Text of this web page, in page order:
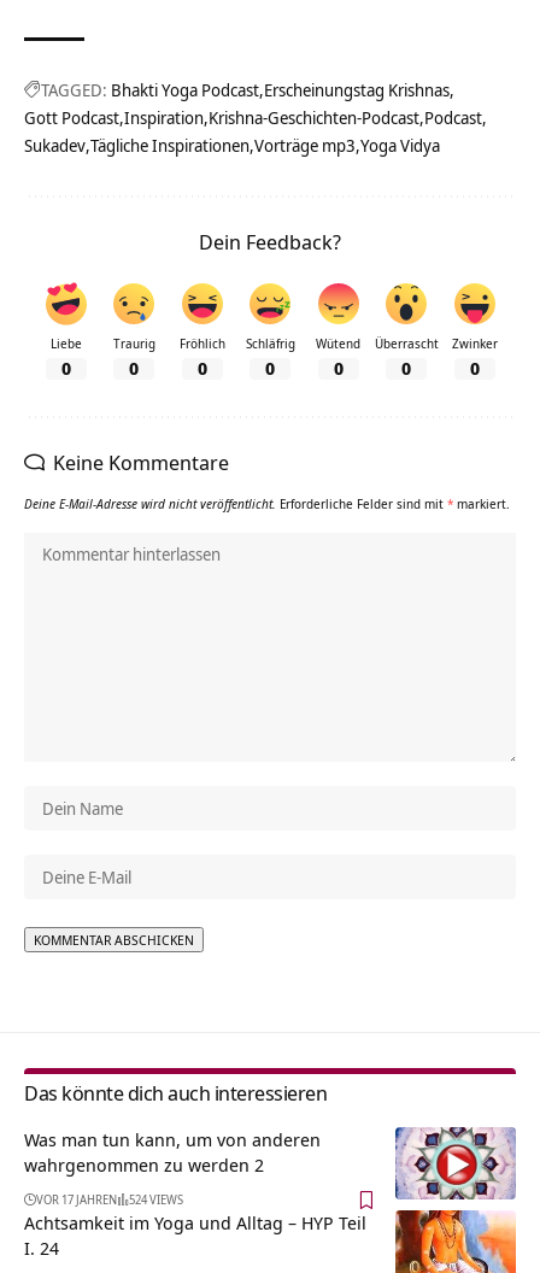
TAGGED: Bhakti Yoga Podcast Erscheinungstag Krishnas
Gott Podcast Inspiration Krishna-Geschichten-Podcast Podcast
Sukadev Tägliche Inspirationen Vorträge mp3 Yoga Vidya
Dein Feedback?
Liebe
0
Traurig
0
Fröhlich
0
Schläfrig
0
Wütend
0
Überrascht
0
Zwinker
0
Keine Kommentare
Deine E-Mail-Adresse wird nicht veröffentlicht. Erforderliche Felder sind mit * markiert.
Das könnte dich auch interessieren
Was man tun kann, um von anderen
wahrgenommen zu werden 2
VOR 17 JAHREN 524 VIEWS
Achtsamkeit im Yoga und Alltag – HYP Teil
I. 24